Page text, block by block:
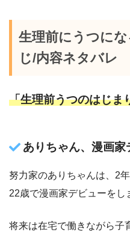
生理前にうつに
じ/内容ネタバレ
「生理前うつのはじま
ありちゃん、漫画家
努力家のありちゃんは、2年
22歳で漫画家デビューをし
将来は在宅で働きながら子